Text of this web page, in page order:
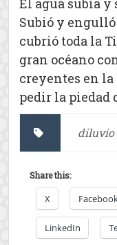
El agua subía
Subió y
cubrió toda la
gran océano
creyentes en la
pedir la piedad
diluvio
Share this:
X
LinkedIn